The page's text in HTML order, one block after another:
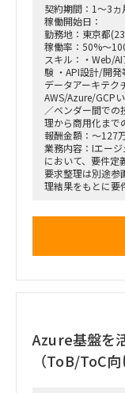
契約期間：1～3ヵ
稼働開始日：
勤務地：東京都
稼働率：50%～
スキル：・Web/
験 ・API設計/開
データアーキテク
AWS/Azure/GCP
／ベンダー間で
理から商用化まで
報酬金額：～127
業務内容：Iエー
において、要件定
要求整理は別途参
理結果をもとに要
ション設計だけ
つつ、各フェー
Azure基盤を
（ToB/ToC